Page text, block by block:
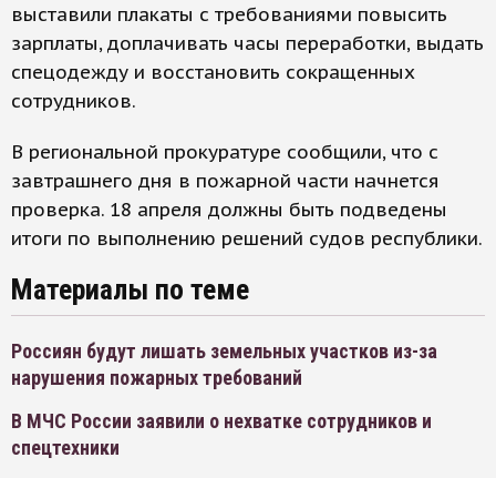
выставили плакаты с требованиями повысить
зарплаты, доплачивать часы переработки, выдать
спецодежду и восстановить сокращенных
сотрудников.
В региональной прокуратуре сообщили, что с
завтрашнего дня в пожарной части начнется
проверка. 18 апреля должны быть подведены
итоги по выполнению решений судов республики.
Материалы по теме
Россиян будут лишать земельных участков из-за
нарушения пожарных требований
В МЧС России заявили о нехватке сотрудников и
спецтехники